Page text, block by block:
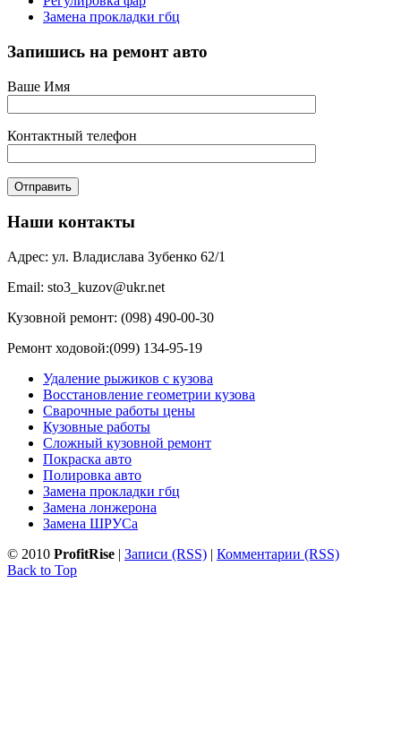
Замена прокладки гбц
Запишись на ремонт авто
Ваше Имя
Контактный телефон
Наши контакты
Адрес: ул. Владислава Зубенко 62/1
Email: sto3_kuzov@ukr.net
Кузовной ремонт: (098) 490-00-30
Ремонт ходовой:(099) 134-95-19
Удаление рыжиков с кузова
Восстановление геометрии кузова
Сварочные работы цены
Кузовные работы
Сложный кузовной ремонт
Покраска авто
Полировка авто
Замена прокладки гбц
Замена лонжерона
Замена ШРУСа
© 2010 ProfitRise | Записи (RSS) | Комментарии (RSS)
Back to Top